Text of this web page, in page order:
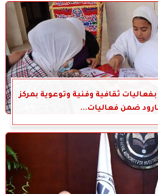
ثقافية وفنية وتوعوية بمركز
ضمن فعاليات...